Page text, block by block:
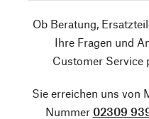
Ob Beratung,
Ihre Fragen und
Customer Service
Sie erreichen uns von
Nummer 02309